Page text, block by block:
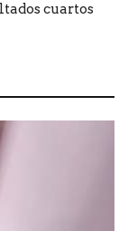
cuartos